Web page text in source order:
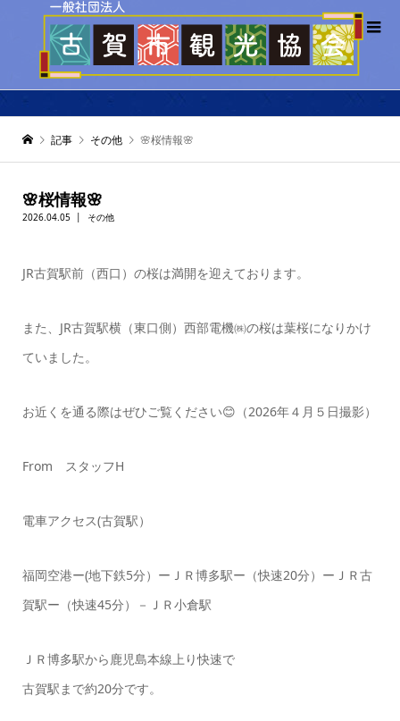
記事 その他 🌸桜情報🌸
🌸桜情報🌸
2026.04.05 その他
JR古賀駅前（西口）の桜は満開を迎えております。
また、JR古賀駅横（東口側）西部電機㈱の桜は葉桜になりかけ
ていました。
お近くを通る際はぜひご覧ください😊（2026年４月５日撮影）
From スタッフH
電車アクセス(古賀駅）
福岡空港ー(地下鉄5分）ーＪＲ博多駅ー（快速20分）ーＪＲ古
賀駅ー（快速45分）－ＪＲ小倉駅
ＪＲ博多駅から鹿児島本線上り快速で
古賀駅まで約20分です。